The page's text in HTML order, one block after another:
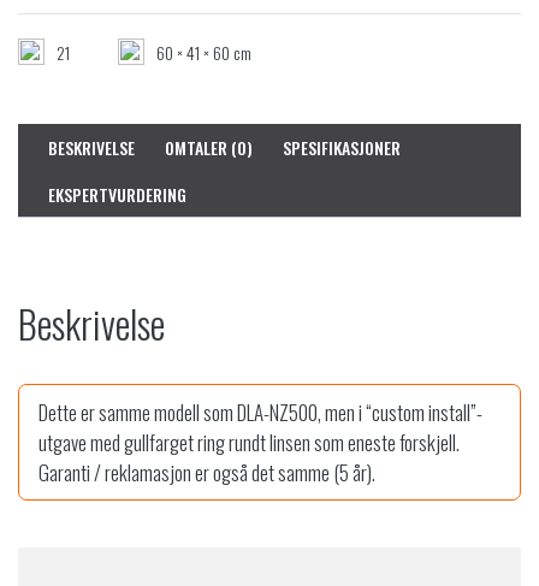
21 60 × 41 × 60 cm
BESKRIVELSE OMTALER (0)
SPESIFIKASJONER
EKSPERTVURDERING
Beskrivelse
Dette er samme modell som DLA-NZ500, men i “custom install”-
utgave med gullfarget ring rundt linsen som eneste forskjell.
Garanti / reklamasjon er også det samme (5 år).